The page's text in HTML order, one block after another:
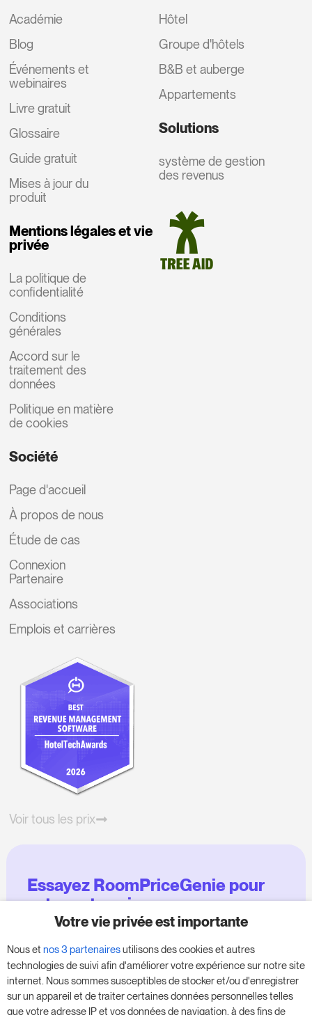
Académie
Blog
Événements et
webinaires
Livre gratuit
Glossaire
Guide gratuit
Mises à jour du
produit
Mentions légales et vie
privée
La politique de
confidentialité
Conditions
générales
Accord sur le
traitement des
données
Politique en matière
de cookies
Hôtel
Groupe d'hôtels
B&B et auberge
Appartements
Solutions
système de gestion
des revenus
Société
Page d'accueil
À propos de nous
Étude de cas
Connexion
Partenaire
Associations
Emplois et carrières
Voir tous les prix
Essayez RoomPriceGenie pour
votre entreprise
donnez un coup de fouet à votre entreprise,
sans aucune obligation.
Réservez une réunion pour commencer votre
Votre vie privée est importante
Nous et nos 3 partenairesutilisons des cookies et autres
technologies de suivi afin d'améliorer votre expérience sur notre site
internet. Nous sommes susceptibles de stocker et/ou d'enregistrer
sur un appareil et de traiter certaines données personnelles telles
que votre adresse IP et vos données de navigation, à des fins de